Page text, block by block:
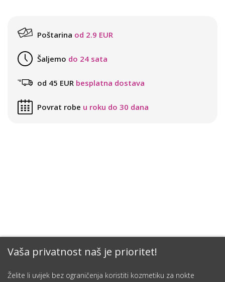
Vaša privatnost naš je prioritet!
Želite li uvijek bez ograničenja koristiti kozmetiku za nokte
Poštarina od 2.9 EUR
Šaljemo do 24 sata
od 45 EUR besplatna dostava
Povrat robe u roku do 30 dana